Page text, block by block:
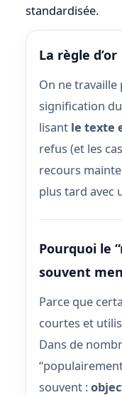
standardisée.
La règle d’or
On ne travaille
signification
lisant le texte
refus (et les
recours
plus tard avec
Pourquoi le
souvent
Parce que
courtes et
Dans de
souvent :